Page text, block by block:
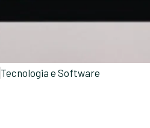
Tecnologia e Software